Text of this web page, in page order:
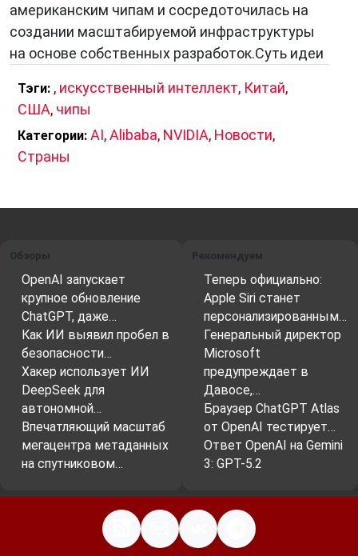
американским чипам и сосредоточилась на
создании масштабируемой инфраструктуры
на основе собственных разработок.Суть идеи
Тэги: , искусственный интеллект, Китай,
США, чипы
Категории: AI,Alibaba, NVIDIA, Новости,
Страны
Обзоры
OpenAI запускает
крупное обновление
ChatGPT, даже…
Как ИИ выявил пробел в
безопасности…
Хакер использует ИИ
DeepSeek для
автономной…
Впечатляющий масштаб
мегацентра метаданных
на спутниковом…
Рекомендуем
Теперь официально:
Apple Siri станет
персонализированным…
Генеральный директор
Microsoft
предупреждает в
Давосе,…
Браузер ChatGPT Atlas
от OpenAI тестирует…
Ответ OpenAI на Gemini
3: GPT-5.2